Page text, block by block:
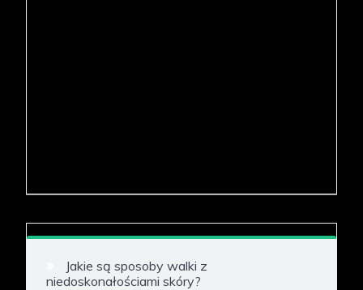
Jakie są sposoby walki z
niedoskonałościami skóry?